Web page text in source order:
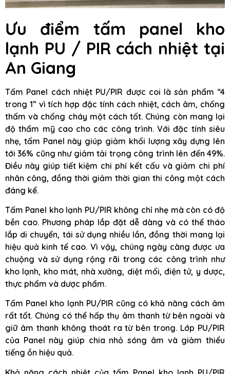
Ưu điểm tấm panel kho
lạnh PU / PIR cách nhiệt tại
An Giang
Tấm Panel cách nhiệt PU/PIR được coi là sản phẩm “4
trong 1” vì tích hợp đặc tính cách nhiệt, cách âm, chống
thấm và chống cháy một cách tốt. Chúng còn mang lại
độ thẩm mỹ cao cho các công trình. Với đặc tính siêu
nhẹ, tấm Panel này giúp giảm khối lượng xây dựng lên
tới 36% cũng như giảm tải trọng công trình lên đến 49%.
Điều này giúp tiết kiệm chi phí kết cấu và giảm chi phí
nhân công, đồng thời giảm thời gian thi công một cách
đáng kể.
Tấm Panel kho lạnh PU/PIR không chỉ nhẹ mà còn có độ
bền cao. Phương pháp lắp đặt dễ dàng và có thể tháo
lắp di chuyển, tái sử dụng nhiều lần, đồng thời mang lại
hiệu quả kinh tế cao. Vì vậy, chúng ngày càng được ưa
chuộng và sử dụng rộng rãi trong các công trình như
kho lạnh, kho mát, nhà xưởng, diệt mối, điện tử, y dược,
thực phẩm và dược phẩm.
Tấm Panel kho lạnh PU/PIR cũng có khả năng cách âm
rất tốt. Chúng có thể hấp thụ âm thanh từ bên ngoài và
giữ âm thanh không thoát ra từ bên trong. Lớp PU/PIR
của Panel này giúp chia nhỏ sóng âm và giảm thiểu
tiếng ồn hiệu quả.